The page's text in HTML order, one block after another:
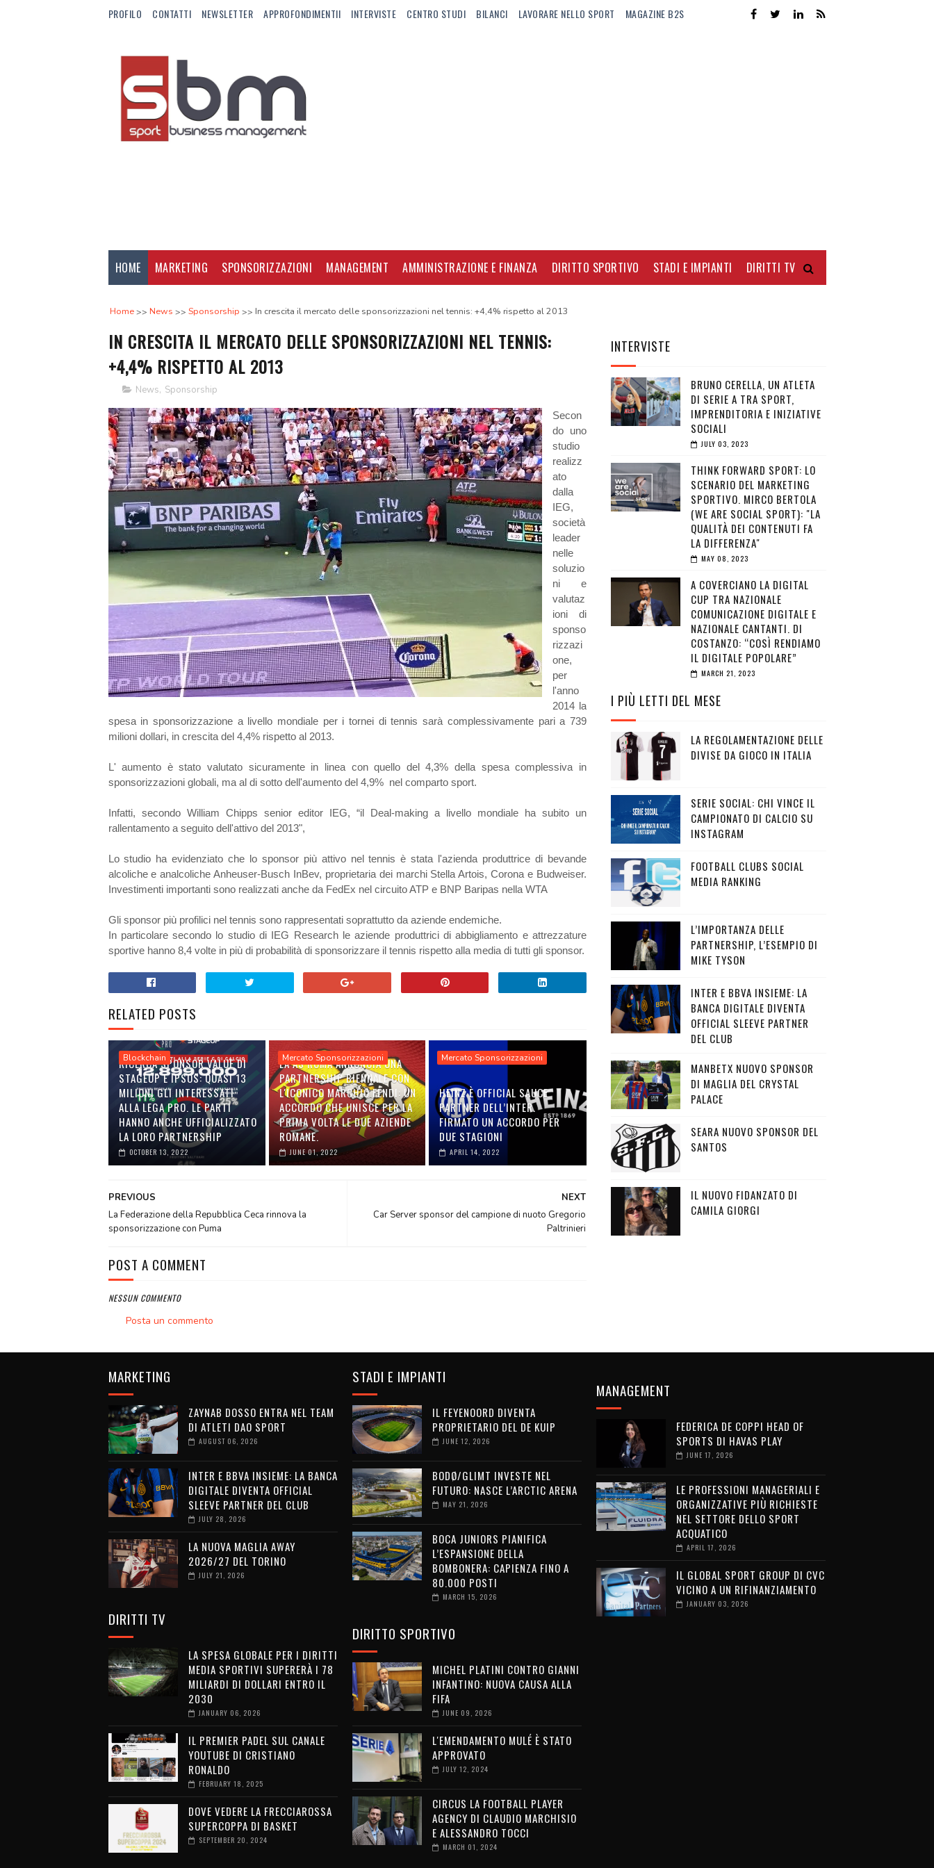
PROFILO CONTATTI NEWSLETTER APPROFONDIMENTII INTERVISTE CENTRO STUDI BILANCI LAVORARE NELLO SPORT MAGAZINE B2S
HOME MARKETING SPONSORIZZAZIONI MANAGEMENT AMMINISTRAZIONE E FINANZA DIRITTO SPORTIVO STADI E IMPIANTI DIRITTI TV
Home News Sponsorship In crescita il mercato delle sponsorizzazioni nel tennis: +4,4% rispetto al 2013
IN CRESCITA IL MERCATO DELLE SPONSORIZZAZIONI NEL TENNIS:
+4,4% RISPETTO AL 2013
News, Sponsorship
Secon
do uno
studio
realizz
ato
dalla
IEG,
società
leader
nelle
soluzio
ni e
valutaz
ioni di
sponso
rizzazi
one,
per
l'anno
2014 la
spesa in sponsorizzazione a livello mondiale per i tornei di tennis sarà complessivamente pari a 739
milioni dollari, in crescita del 4,4% rispetto al 2013.
L' aumento è stato valutato sicuramente in linea con quello del 4,3% della spesa complessiva in
sponsorizzazioni globali, ma al di sotto dell'aumento del 4,9% nel comparto sport.
Infatti, secondo William Chipps senior editor IEG, “il Deal-making a livello mondiale ha subito un
rallentamento a seguito dell'attivo del 2013",
Lo studio ha evidenziato che lo sponsor più attivo nel tennis è stata l'azienda produttrice di bevande
alcoliche e analcoliche Anheuser-Busch InBev, proprietaria dei marchi Stella Artois, Corona e Budweiser.
Investimenti importanti sono realizzati anche da FedEx nel circuito ATP e BNP Baripas nella WTA
Gli sponsor più profilici nel tennis sono rappresentati soprattutto da aziende endemiche.
In particolare secondo lo studio di IEG Research le aziende produttrici di abbigliamento e attrezzature
sportive hanno 8,4 volte in più di probabilità di sponsorizzare il tennis rispetto alla media di tutti gli sponsor.
RELATED POSTS
Blockchain
RICERCA SPONSOR VALUE DI
STAGEUP E IPSOS: QUASI 13
MILIONI GLI INTERESSATI
ALLA LEGA PRO. LE PARTI
HANNO ANCHE UFFICIALIZZATO
LA LORO PARTNERSHIP
OCTOBER 13, 2022
Mercato Sponsorizzazioni
LA AS ROMA ANNUNCIA UNA
PARTNERSHIP BIENNALE CON
L'ICONICO MARCHIO FENDI: UN
ACCORDO CHE UNISCE PER LA
PRIMA VOLTA LE DUE AZIENDE
ROMANE.
JUNE 01, 2022
Mercato Sponsorizzazioni
HEINZ È OFFICIAL SAUCE
PARTNER DELL’INTER.
FIRMATO UN ACCORDO PER
DUE STAGIONI
APRIL 14, 2022
NEXT
Car Server sponsor del campione di nuoto Gregorio
Paltrinieri
PREVIOUS
La Federazione della Repubblica Ceca rinnova la
sponsorizzazione con Puma
POST A COMMENT
NESSUN COMMENTO
Posta un commento
INTERVISTE
BRUNO CERELLA, UN ATLETA
DI SERIE A TRA SPORT,
IMPRENDITORIA E INIZIATIVE
SOCIALI
JULY 03, 2023
THINK FORWARD SPORT: LO
SCENARIO DEL MARKETING
SPORTIVO. MIRCO BERTOLA
(WE ARE SOCIAL SPORT): "LA
QUALITÀ DEI CONTENUTI FA
LA DIFFERENZA"
MAY 08, 2023
A COVERCIANO LA DIGITAL
CUP TRA NAZIONALE
COMUNICAZIONE DIGITALE E
NAZIONALE CANTANTI. DI
COSTANZO: “COSÌ RENDIAMO
IL DIGITALE POPOLARE”
MARCH 21, 2023
I PIÙ LETTI DEL MESE
LA REGOLAMENTAZIONE DELLE
DIVISE DA GIOCO IN ITALIA
SERIE SOCIAL: CHI VINCE IL
CAMPIONATO DI CALCIO SU
INSTAGRAM
FOOTBALL CLUBS SOCIAL
MEDIA RANKING
L’IMPORTANZA DELLE
PARTNERSHIP, L’ESEMPIO DI
MIKE TYSON
INTER E BBVA INSIEME: LA
BANCA DIGITALE DIVENTA
OFFICIAL SLEEVE PARTNER
DEL CLUB
MANBETX NUOVO SPONSOR
DI MAGLIA DEL CRYSTAL
PALACE
SEARA NUOVO SPONSOR DEL
SANTOS
IL NUOVO FIDANZATO DI
CAMILA GIORGI
MARKETING
ZAYNAB DOSSO ENTRA NEL TEAM
DI ATLETI DAO SPORT
AUGUST 06, 2026
INTER E BBVA INSIEME: LA BANCA
DIGITALE DIVENTA OFFICIAL
SLEEVE PARTNER DEL CLUB
JULY 28, 2026
LA NUOVA MAGLIA AWAY
2026/27 DEL TORINO
JULY 21, 2026
DIRITTI TV
LA SPESA GLOBALE PER I DIRITTI
MEDIA SPORTIVI SUPERERÀ I 78
MILIARDI DI DOLLARI ENTRO IL
2030
JANUARY 06, 2026
IL PREMIER PADEL SUL CANALE
YOUTUBE DI CRISTIANO
RONALDO
FEBRUARY 18, 2025
DOVE VEDERE LA FRECCIAROSSA
SUPERCOPPA DI BASKET
SEPTEMBER 20, 2024
STADI E IMPIANTI
IL FEYENOORD DIVENTA
PROPRIETARIO DEL DE KUIP
JUNE 12, 2026
BODØ/GLIMT INVESTE NEL
FUTURO: NASCE L’ARCTIC ARENA
MAY 21, 2026
BOCA JUNIORS PIANIFICA
L’ESPANSIONE DELLA
BOMBONERA: CAPIENZA FINO A
80.000 POSTI
MARCH 15, 2026
DIRITTO SPORTIVO
MICHEL PLATINI CONTRO GIANNI
INFANTINO: NUOVA CAUSA ALLA
FIFA
JUNE 09, 2026
L'EMENDAMENTO MULÉ È STATO
APPROVATO
JULY 12, 2024
CIRCUS LA FOOTBALL PLAYER
AGENCY DI CLAUDIO MARCHISIO
E ALESSANDRO TOCCI
MARCH 01, 2024
MANAGEMENT
FEDERICA DE COPPI HEAD OF
SPORTS DI HAVAS PLAY
JUNE 17, 2026
LE PROFESSIONI MANAGERIALI E
ORGANIZZATIVE PIÙ RICHIESTE
NEL SETTORE DELLO SPORT
ACQUATICO
APRIL 17, 2026
IL GLOBAL SPORT GROUP DI CVC
VICINO A UN RIFINANZIAMENTO
JANUARY 03, 2026